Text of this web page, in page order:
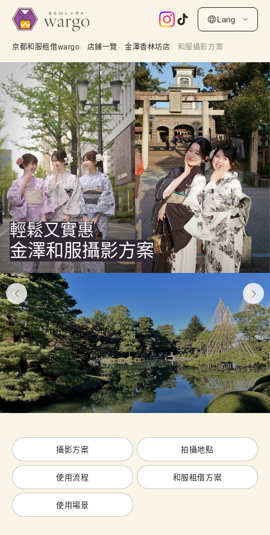
Lang
京都和服租借wargo 店鋪一覽 金澤香林坊店 和服攝影方案
輕鬆又實惠
金澤和服攝影方案
攝影方案 拍攝地點
使用流程 和服租借方案
使用場景